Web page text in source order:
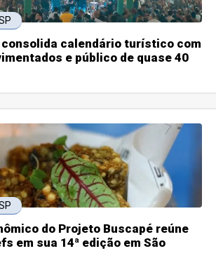
calendário turístico com
e público de quase 40
do Projeto Buscapé reúne
em sua 14ª edição em São